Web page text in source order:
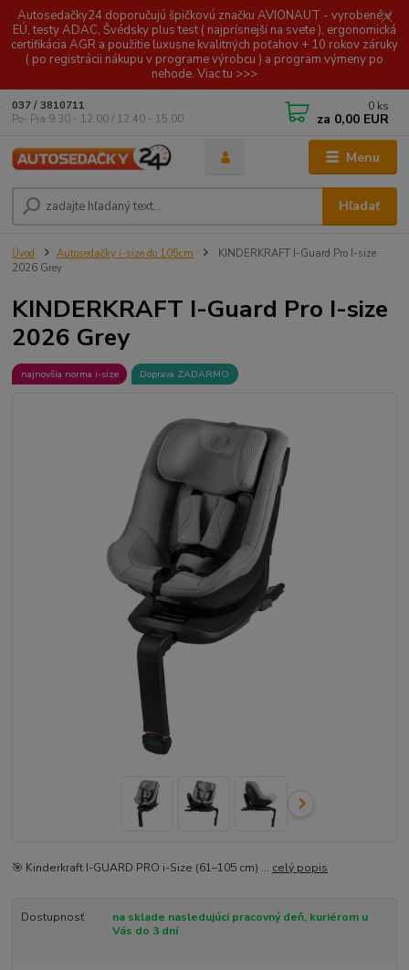
Autosedačky24 doporučujú špičkovú značku AVIONAUT - vyrobené v
EÚ, testy ADAC, Švédsky plus test ( najprísnejší na svete ), ergonomická
certifikácia AGR a použitie luxusne kvalitných poťahov + 10 rokov záruky
( po registrácii nákupu v programe výrobcu ) a program výmeny po
nehode. Viac tu >>>
Menu
Hľadať
037 / 3810711
Po- Pia 9.30 - 12.00 / 12.40 - 15.00
0 ks
za 0,00 EUR
Úvod Autosedačky i-size do 105cm
KINDERKRAFT I-Guard Pro I-size
2026 Grey
KINDERKRAFT I-Guard Pro I-size
2026 Grey
najnovšia norma i-size Doprava ZADARMO
🎯 Kinderkraft I-GUARD PRO i-Size (61–105 cm) ... celý popis
Dostupnosť
na sklade nasledujúci pracovný deň, kuriérom u
Vás do 3 dní